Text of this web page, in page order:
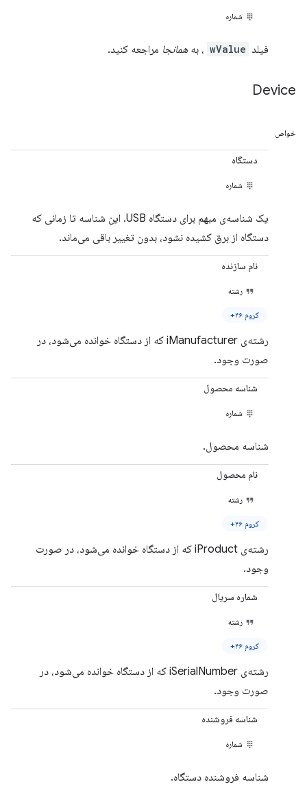
شماره
فیلد wValue ، به همانجا مراجعه کنید.
Device
خواص
دستگاه
شماره
یک شناسه‌ی مبهم برای دستگاه USB. این شناسه تا زمانی که
دستگاه از برق کشیده نشود، بدون تغییر باقی می‌ماند.
نام سازنده
رشته
کروم ۴۶+
رشته‌ی iManufacturer که از دستگاه خوانده می‌شود، در
صورت وجود.
شناسه محصول
شماره
شناسه محصول.
نام محصول
رشته
کروم ۴۶+
رشته‌ی iProduct که از دستگاه خوانده می‌شود، در صورت
وجود.
شماره سریال
رشته
کروم ۴۶+
رشته‌ی iSerialNumber که از دستگاه خوانده می‌شود، در
صورت وجود.
شناسه فروشنده
شماره
شناسه فروشنده دستگاه.